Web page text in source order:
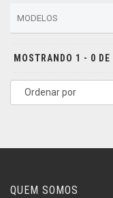
MODELOS
MOSTRANDO 1 - 0
Ordenar por
QUEM SOMOS